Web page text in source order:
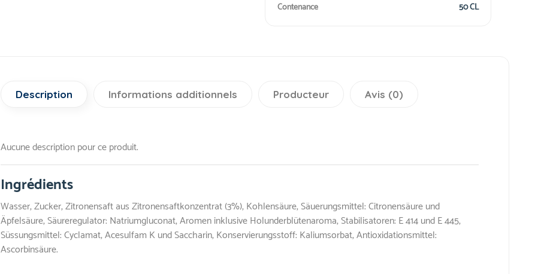
Contenance
50 CL
Description Informations additionnels Producteur Avis (0)
Aucune description pour ce produit.
Ingrédients
Wasser, Zucker, Zitronensaft aus Zitronensaftkonzentrat (3%), Kohlensäure, Säuerungsmittel: Citronensäure und
Äpfelsäure, Säureregulator: Natriumgluconat, Aromen inklusive Holunderblütenaroma, Stabilisatoren: E 414 und E 445,
Süssungsmittel: Cyclamat, Acesulfam K und Saccharin, Konservierungsstoff: Kaliumsorbat, Antioxidationsmittel:
Ascorbinsäure.